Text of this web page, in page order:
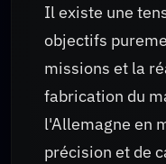
Il existe une
objectifs
missions et la
fabrication du
l'Allemagne en
précision et de